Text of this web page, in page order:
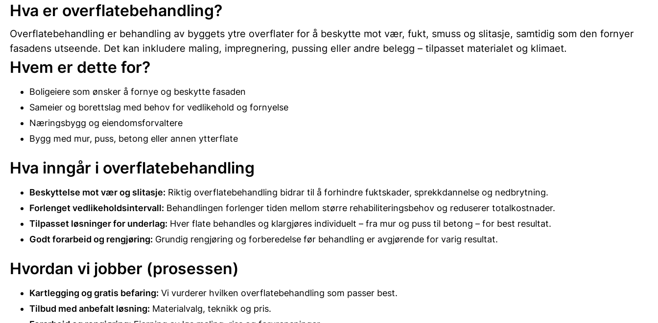
Hva er overflatebehandling?
Overflatebehandling er behandling av byggets ytre overflater for å beskytte mot vær, fukt, smuss og slitasje, samtidig som den fornyer
fasadens utseende. Det kan inkludere maling, impregnering, pussing eller andre belegg – tilpasset materialet og klimaet.
Hvem er dette for?
Boligeiere som ønsker å fornye og beskytte fasaden
Sameier og borettslag med behov for vedlikehold og fornyelse
Næringsbygg og eiendomsforvaltere
Bygg med mur, puss, betong eller annen ytterflate
Hva inngår i overflatebehandling
Beskyttelse mot vær og slitasje: Riktig overflatebehandling bidrar til å forhindre fuktskader, sprekkdannelse og nedbrytning.
Forlenget vedlikeholdsintervall: Behandlingen forlenger tiden mellom større rehabiliteringsbehov og reduserer totalkostnader.
Tilpasset løsninger for underlag: Hver flate behandles og klargjøres individuelt – fra mur og puss til betong – for best resultat.
Godt forarbeid og rengjøring: Grundig rengjøring og forberedelse før behandling er avgjørende for varig resultat.
Hvordan vi jobber (prosessen)
Kartlegging og gratis befaring: Vi vurderer hvilken overflatebehandling som passer best.
Tilbud med anbefalt løsning: Materialvalg, teknikk og pris.